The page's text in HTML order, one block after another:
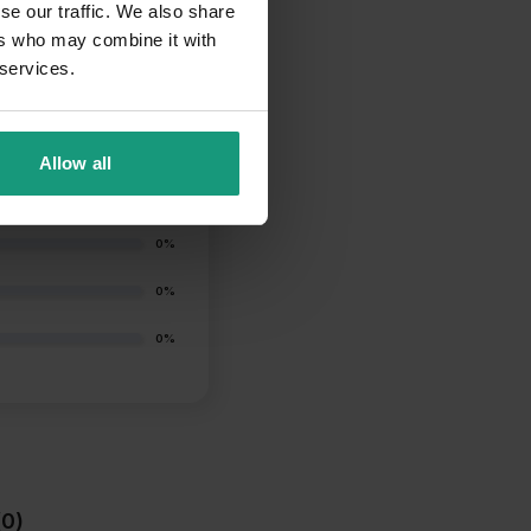
our traffic. We also share
who may combine it with
Allow all
0%
0%
0%
0%